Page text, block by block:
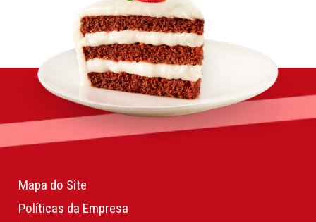
Mapa do Site
Políticas da Empresa